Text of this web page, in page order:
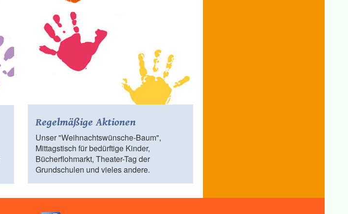
Regelmäßige Aktionen
Unser "Weihnachtswünsche-Baum",
Mittagstisch für bedürftige Kinder,
Bücherflohmarkt, Theater-Tag der
Grundschulen und vieles andere.